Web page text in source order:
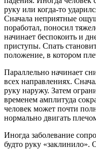
руку или когда-то
Сначала неприятные
поработал, поносил
начинает беспокоить и
приступы. Спать
положение, в котором
Параллельно начинает
всех направлениях.
руку наружу. Затем
временем амплитуда
человек может почти
нормально двигать
Иногда заболевание
будто руку «заклинило».